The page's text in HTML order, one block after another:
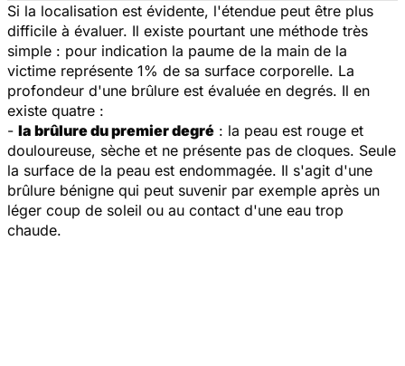
Si la localisation est évidente, l'étendue peut être plus
difficile à évaluer. Il existe pourtant une méthode très
simple : pour indication la paume de la main de la
victime représente 1% de sa surface corporelle. La
profondeur d'une brûlure est évaluée en degrés. Il en
existe quatre :
- la brûlure du premier degré : la peau est rouge et
douloureuse, sèche et ne présente pas de cloques. Seule
la surface de la peau est endommagée. Il s'agit d'une
brûlure bénigne qui peut suvenir par exemple après un
léger coup de soleil ou au contact d'une eau trop
chaude.